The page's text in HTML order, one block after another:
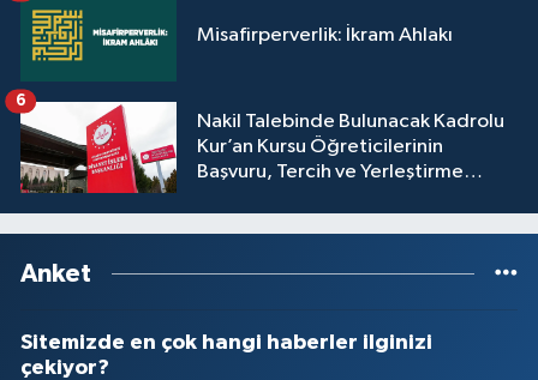
Misafirperverlik: İkram Ahlakı
Nakil Talebinde Bulunacak Kadrolu
Kur’an Kursu Öğreticilerinin
Başvuru, Tercih ve Yerleştirme
6
Anket
Sitemizde en çok hangi haberler ilginizi
çekiyor?